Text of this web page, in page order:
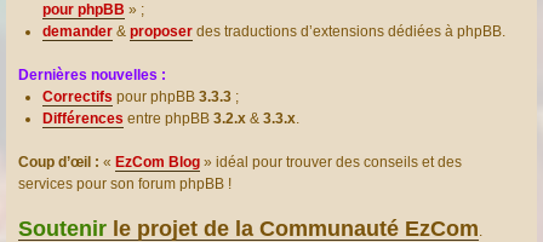
pour phpBB » ;
demander & proposer des traductions d’extensions dédiées à phpBB.
Dernières nouvelles :
Correctifs pour phpBB 3.3.3 ;
Différences entre phpBB 3.2.x & 3.3.x.
Coup d’œil : « EzCom Blog » idéal pour trouver des conseils et des
services pour son forum phpBB !
Soutenir le projet de la Communauté EzCom.